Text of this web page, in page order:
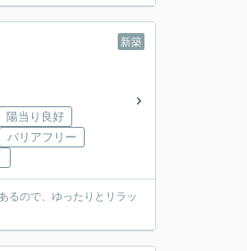
新築
陽当り良好
バリアフリー
るので、ゆったりとリラッ